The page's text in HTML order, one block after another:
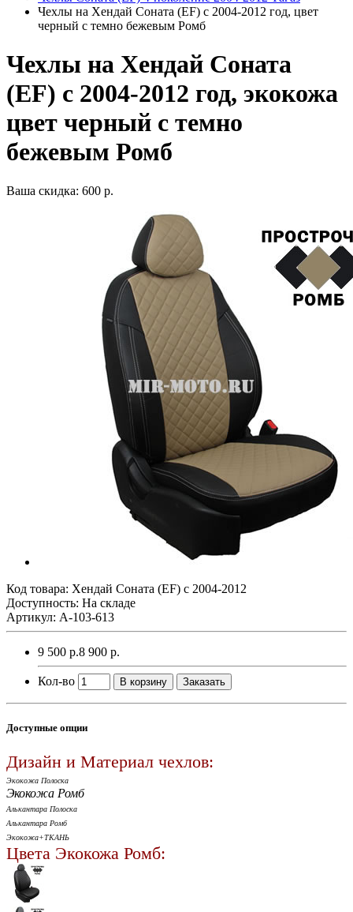
Чехлы на Хендай Соната (EF) с 2004-2012 год, цвет
черный с темно бежевым Ромб
Чехлы на Хендай Соната
(EF) с 2004-2012 год, экокожа
цвет черный с темно
бежевым Ромб
Ваша скидка: 600 р.
Код товара: Хендай Соната (EF) с 2004-2012
Доступность: На складе
Артикул: A-103-613
9 500 р.8 900 р.
Кол-во В корзину Заказать
Доступные опции
Дизайн и Материал чехлов:
Экокожа Полоска
Экокожа Ромб
Алькантара Полоска
Алькантара Ромб
Экокожа+ТКАНЬ
Цвета Экокожа Ромб: